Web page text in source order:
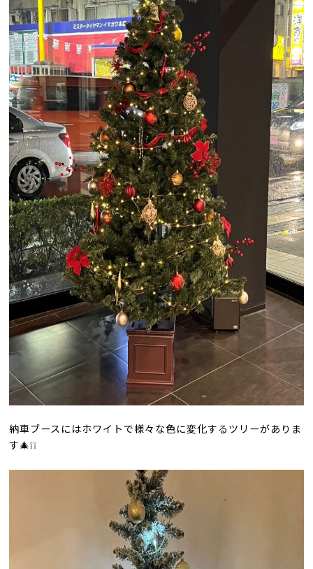
納車ブースにはホワイトで様々な色に変化するツリーがありま
す🎄❕❕